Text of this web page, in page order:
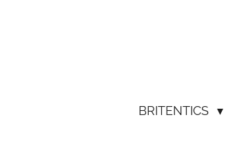
BRITENTICS